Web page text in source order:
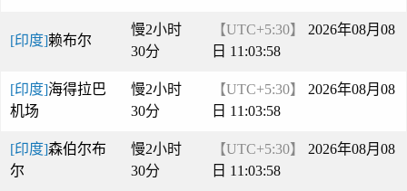
[印度]赖布尔
慢2小时
30分
【UTC+5:30】
2026年08月08
日 11:03:58
[印度]海得拉巴
机场
慢2小时
30分
【UTC+5:30】
2026年08月08
日 11:03:58
[印度]森伯尔布
尔
慢2小时
30分
【UTC+5:30】
2026年08月08
日 11:03:58